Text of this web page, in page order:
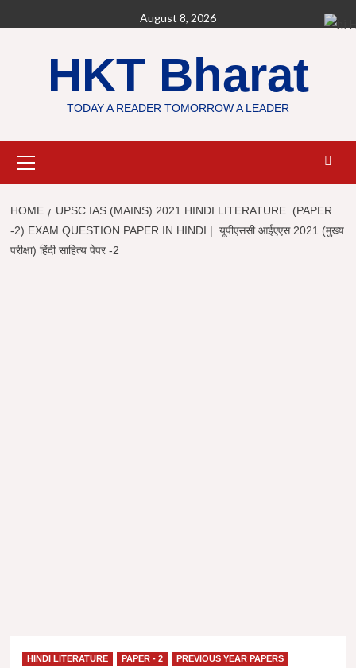
to
August 8, 2026
HKT Bharat
TODAY A READER TOMORROW A LEADER
Menu
HOME
UPSC IAS (MAINS) 2021 HINDI LITERATURE (PAPER
-2) EXAM QUESTION PAPER IN HINDI | यूपीएससी आईएएस 2021 (मुख्य
परीक्षा) हिंदी साहित्य पेपर -2
HINDI LITERATURE PAPER - 2 PREVIOUS YEAR PAPERS